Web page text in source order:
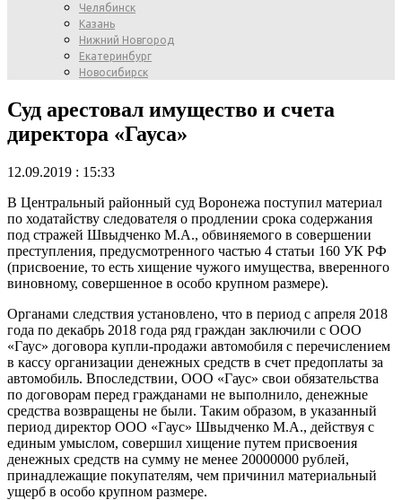
Челябинск
Казань
Нижний Новгород
Екатеринбург
Новосибирск
Суд арестовал имущество и счета
директора «Гауса»
12.09.2019 : 15:33
В Центральный районный суд Воронежа поступил материал
по ходатайству следователя о продлении срока содержания
под стражей Швыдченко М.А., обвиняемого в совершении
преступления, предусмотренного частью 4 статьи 160 УК РФ
(присвоение, то есть хищение чужого имущества, вверенного
виновному, совершенное в особо крупном размере).
Органами следствия установлено, что в период с апреля 2018
года по декабрь 2018 года ряд граждан заключили с ООО
«Гаус» договора купли-продажи автомобиля с перечислением
в кассу организации денежных средств в счет предоплаты за
автомобиль. Впоследствии, ООО «Гаус» свои обязательства
по договорам перед гражданами не выполнило, денежные
средства возвращены не были. Таким образом, в указанный
период директор ООО «Гаус» Швыдченко М.А., действуя с
единым умыслом, совершил хищение путем присвоения
денежных средств на сумму не менее 20000000 рублей,
принадлежащие покупателям, чем причинил материальный
ущерб в особо крупном размере.